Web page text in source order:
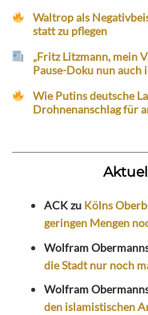
Waltrop als
statt zu pflegen
„Fritz Litzmann, mein
Pause-Doku nun auch
Wie Putins deutsche
Drohnenanschlag für
ACKzu Kölns
geringen Mengen
Wolfram
die Stadt nur noch
Wolfram
den islamistischen